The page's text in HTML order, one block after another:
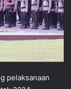
pelaksanaan